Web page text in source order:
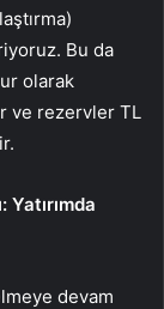
Bu da
olarak
ve rezervler TL
Yatırımda
devam